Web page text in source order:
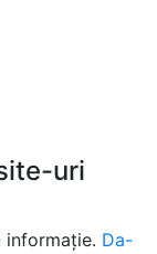
uri
informație. Da-